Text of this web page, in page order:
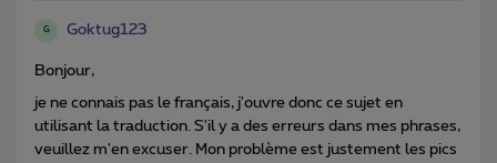
G Goktug123
Bonjour,
je ne connais pas le français, j'ouvre donc ce sujet en
utilisant la traduction. S'il y a des erreurs dans mes phrases,
veuillez m'en excuser. Mon problème est justement les pics